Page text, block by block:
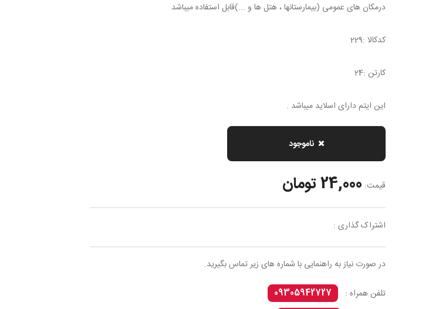
درمکان های عمومی (بیمارستانها ، هتل ها و ...)قابل استفاده میباشد
کدکالا :229
کارتن :24
این ایتم دارای اسلاید میباشد .
ناموجود
قیمت: 24,000 تومان
اشتراک گذاری :
در صورت نیاز به راهنمایی با شماره های زیر تماس بگیرید.
تلفن همراه :
09305942727